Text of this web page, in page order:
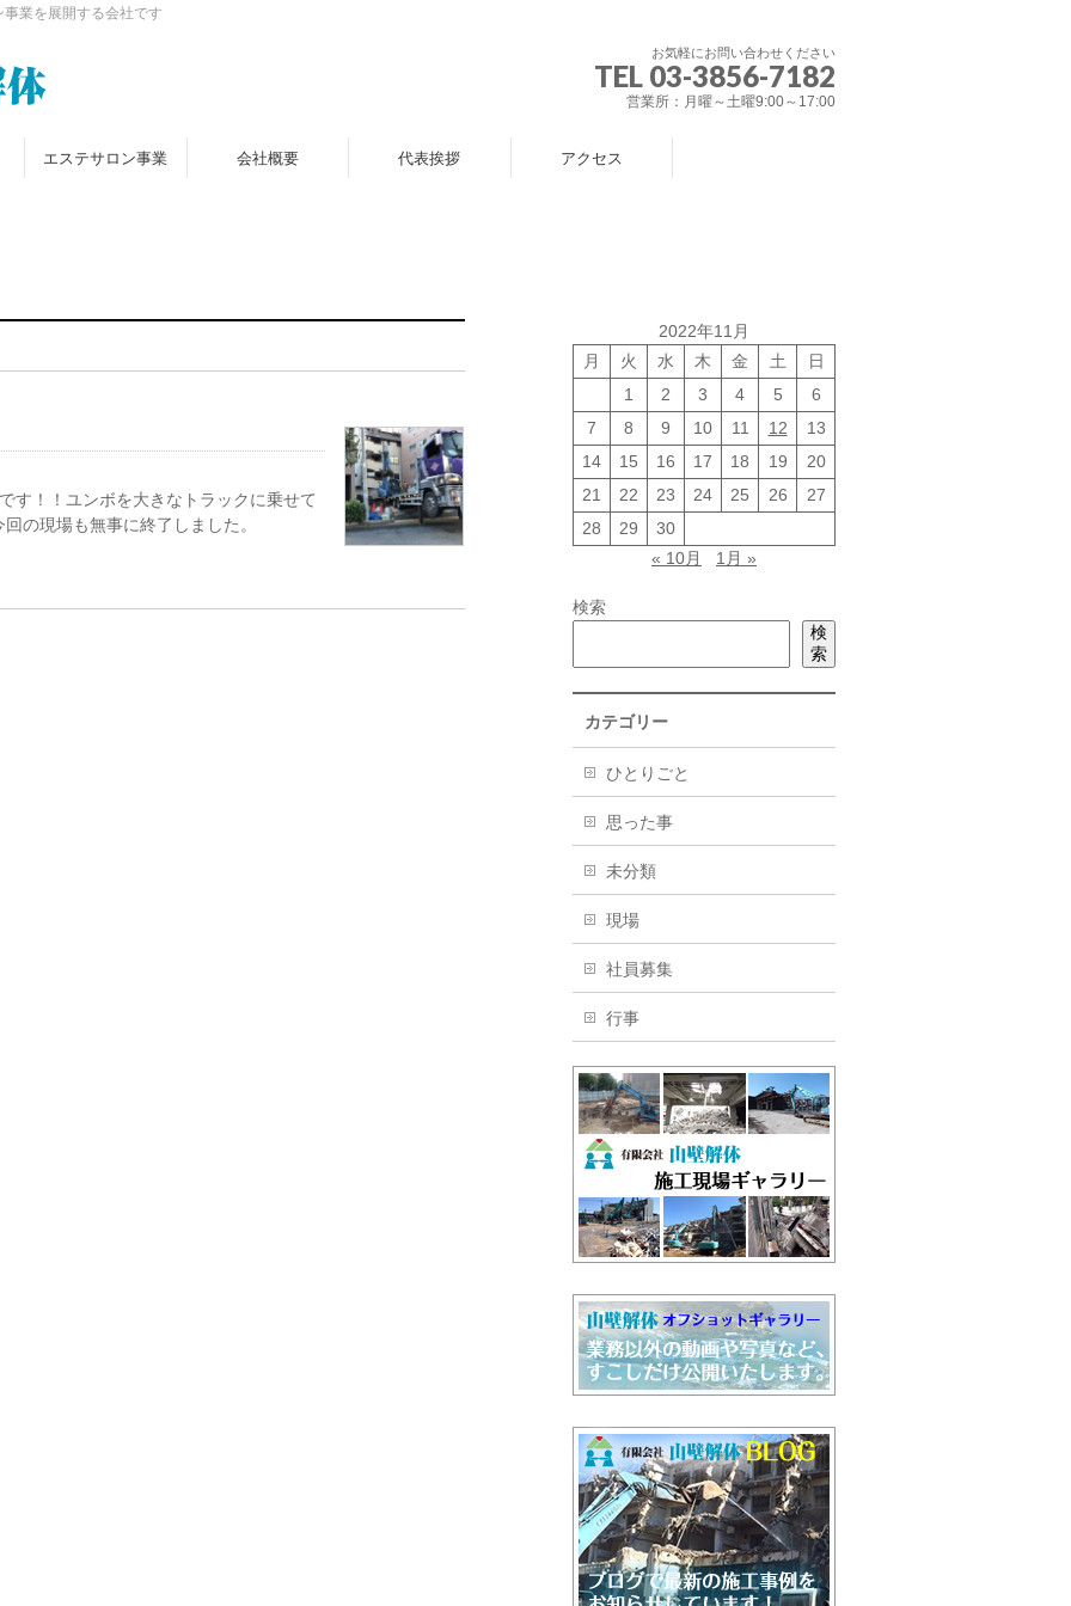
業を展開する会社です
お気軽にお問い合わせください
TEL 03-3856-7182
営業所：月曜～土曜9:00～17:00
エステサロン事業 会社概要 代表挨拶 アクセス
！！ユンボを大きなトラックに乗せて
の現場も無事に終了しました。
2022年11月
月
火 水 木 金 土
日
1
2 3 4 5
6
7
8 9 10 11 12
13
14
15 16 17 18 19
20
21
22 23 24 25 26
27
28
29
30
« 10月
1月 »
検索
検
索
カテゴリー
ひとりごと
思った事
未分類
現場
社員募集
行事